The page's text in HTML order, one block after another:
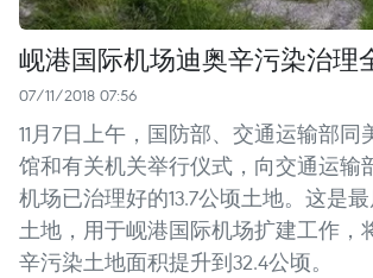
岘港国际机场迪奥辛污染治理
07/11/2018 07:56
11月7日上午，国防部、交通运输部同
馆和有关机关举行仪式，向交通运输
机场已治理好的13.7公顷土地。这是
土地，用于岘港国际机场扩建工作，
辛污染土地面积提升到32.4公顷。